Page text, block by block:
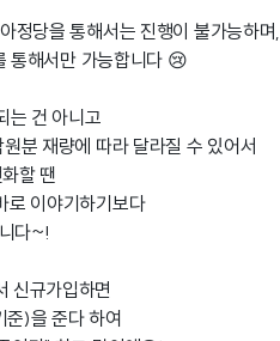
정당을 통해서는 진행이 불가능하며,
해서만 가능합니다 😢
는 건 아니고
분 재량에 따라 달라질 수 있어서
할 땐
로 이야기하기보다
다~!
신규가입하면
)을 준다 하여